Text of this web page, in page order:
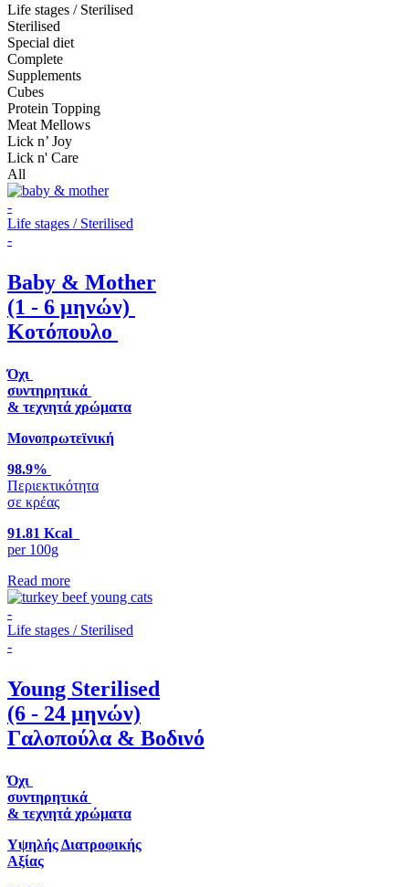
Life stages / Sterilised
Sterilised
Special diet
Complete
Supplements
Cubes
Protein Topping
Meat Mellows
Lick n’ Joy
Lick n' Care
All
-
Life stages / Sterilised
-
Baby & Mother
(1 - 6 μηνών)
Κοτόπουλο
Όχι
συντηρητικά
& τεχνητά χρώματα
Μονοπρωτεϊνική
98.9%
Περιεκτικότητα
σε κρέας
91.81 Kcal
per 100g
Read more
-
Life stages / Sterilised
-
Young Sterilised
(6 - 24 μηνών)
Γαλοπούλα & Βοδινό
Όχι
συντηρητικά
& τεχνητά χρώματα
Υψηλής Διατροφικής
Αξίας